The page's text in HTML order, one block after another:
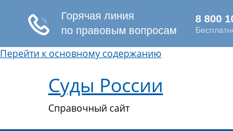
Перейти к основному содержанию
Суды России
Справочный сайт